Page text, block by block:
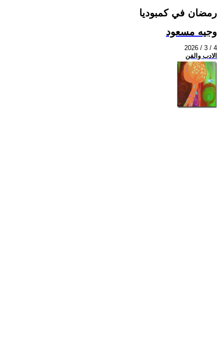
رمضان في كمبوديا
وجيه مسعود
2026 / 3 / 4
الادب والفن